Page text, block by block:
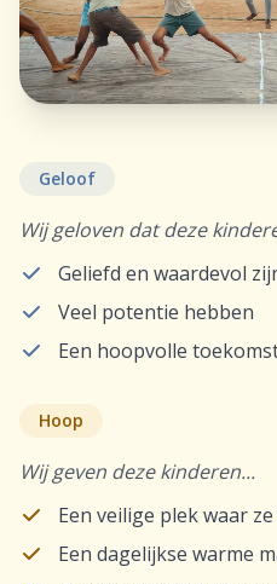
Geloof
Wij geloven dat deze
Geliefd en waardevol
Veel potentie hebben
Een hoopvolle
Hoop
Wij geven deze kinderen...
Een veilige plek waar
Een dagelijkse warme